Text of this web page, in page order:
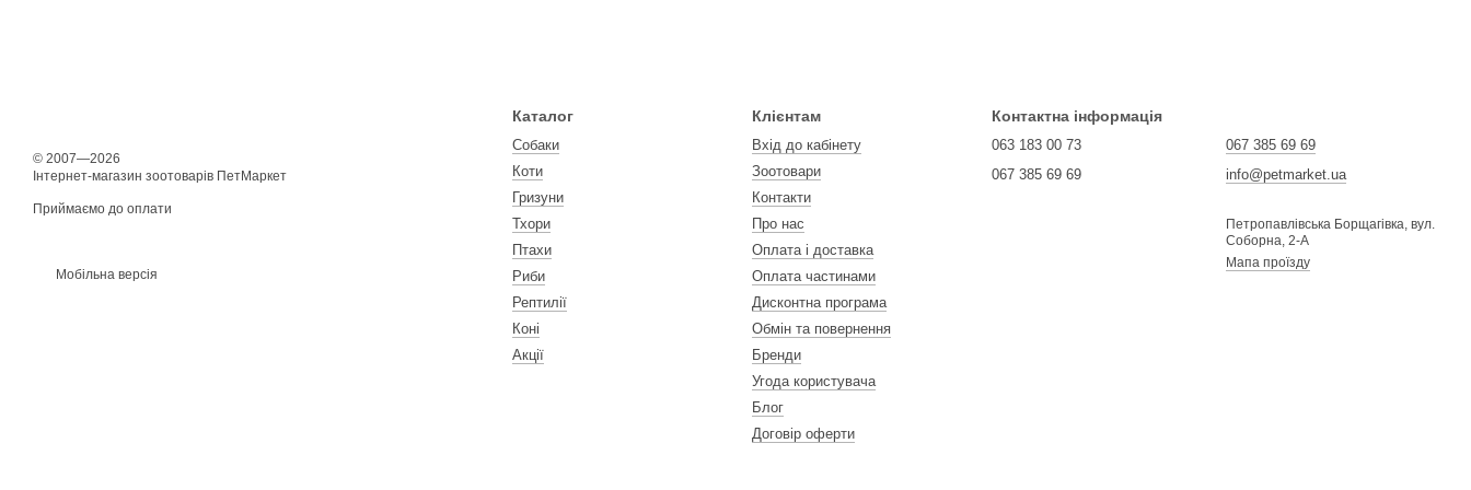
© 2007—2026
Інтернет-магазин зоотоварів ПетМаркет
Приймаємо до оплати
Мобільна версія
Каталог
Собаки
Коти
Гризуни
Тхори
Птахи
Риби
Рептилії
Коні
Акції
Клієнтам
Вхід до кабінету
Зоотовари
Контакти
Про нас
Оплата і доставка
Оплата частинами
Дисконтна програма
Обмін та повернення
Бренди
Угода користувача
Блог
Договір оферти
Контактна інформація
063 183 00 73
067 385 69 69
067 385 69 69
info@petmarket.ua
Петропавлівська Борщагівка, вул.
Соборна, 2-А
Мапа проїзду